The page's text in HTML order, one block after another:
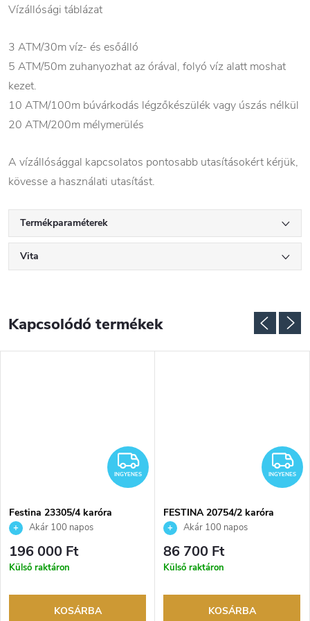
Vízállósági táblázat
3 ATM/30m víz- és esőálló
5 ATM/50m zuhanyozhat az órával, folyó víz alatt moshat
kezet.
10 ATM/100m búvárkodás légzőkészülék vagy úszás nélkül
20 ATM/200m mélymerülés
A vízállósággal kapcsolatos pontosabb utasításokért kérjük,
kövesse a használati utasítást.
Termékparaméterek
Vita
Kapcsolódó termékek
INGYENES
INGYENES
Festina 23305/4 karóra
Akár 100 napos
visszaküldési lehetőség. Hivatalos
márkakereskedő.
196 000 Ft
Külső raktáron
KOSÁRBA
INGYENES
FESTINA 20754/2 karóra
Akár 100 napos
visszaküldési lehetőség. Hivatalos
márkakereskedő.
86 700 Ft
Külső raktáron
KOSÁRBA